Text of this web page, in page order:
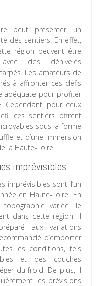
peut présenter un
des sentiers. En effet,
région peuvent être
avec des dénivelés
Les amateurs de
à affronter ces défis
adéquate pour profiter
Cependant, pour ceux
ces sentiers offrent
sous la forme
et d’une immersion
la Haute-Loire.
imprévisibles
imprévisibles sont l’un
en Haute-Loire. En
variée, le
dans cette région. Il
aux variations
d’emporter
les conditions, tels
et des couches
du froid. De plus, il
les prévisions